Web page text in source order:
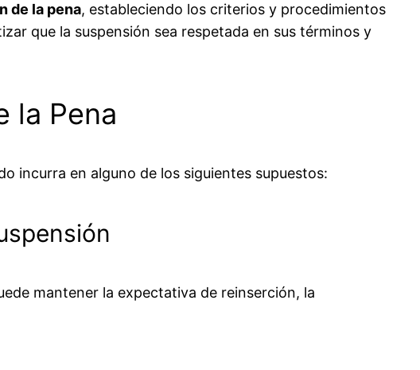
de la pena, estableciendo los criterios y procedimientos
que la suspensión sea respetada en sus términos y
la Pena
incurra en alguno de los siguientes supuestos:
mantener la expectativa de reinserción, la